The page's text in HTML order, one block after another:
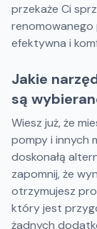
przekaże Ci
renomowanego
efektywna i
Jakie
są
Wiesz już, że
pompy i innych
doskonałą
zapomnij, że
otrzymujesz
który jest
żadnych